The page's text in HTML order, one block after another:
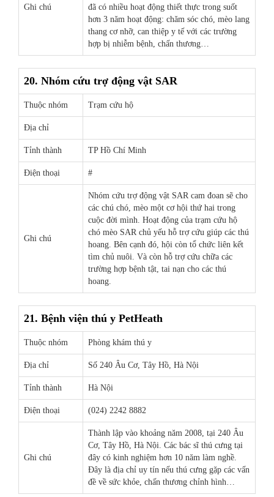
Ghi chú
đã có nhiều hoạt động thiết thực trong suốt
hơn 3 năm hoạt động: chăm sóc chó, mèo lang
thang cơ nhỡ, can thiệp y tế với các trường
hợp bị nhiễm bệnh, chấn thương…
20. Nhóm cứu trợ động vật SAR
Thuộc nhóm Trạm cứu hộ
Địa chỉ
Tỉnh thành TP Hồ Chí Minh
Điện thoại #
Ghi chú
Nhóm cứu trợ động vật SAR cam đoan sẽ cho
các chú chó, mèo một cơ hội thứ hai trong
cuộc đời mình. Hoạt động của trạm cứu hộ
chó mèo SAR chủ yếu hỗ trợ cứu giúp các thú
hoang. Bên cạnh đó, hội còn tổ chức liên kết
tìm chủ nuôi. Và còn hỗ trợ cứu chữa các
trường hợp bệnh tật, tai nạn cho các thú
hoang.
21. Bệnh viện thú y PetHeath
Thuộc nhóm Phòng khám thú y
Địa chỉ Số 240 Âu Cơ, Tây Hồ, Hà Nội
Tỉnh thành Hà Nội
Điện thoại (024) 2242 8882
Ghi chú
Thành lập vào khoảng năm 2008, tại 240 Âu
Cơ, Tây Hồ, Hà Nội. Các bác sĩ thú cưng tại
đây có kinh nghiệm hơn 10 năm làm nghề.
Đây là địa chỉ uy tín nếu thú cưng gặp các vấn
đề về sức khỏe, chấn thương chỉnh hình…